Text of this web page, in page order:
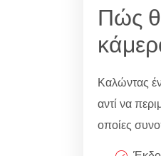
Πώς
Καλώντας
αντί να
οποίες